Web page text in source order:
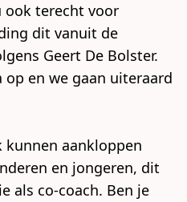
ook terecht voor
dit vanuit de
Geert De Bolster.
en we gaan uiteraard
kunnen aankloppen
en jongeren, dit
als co-coach. Ben je